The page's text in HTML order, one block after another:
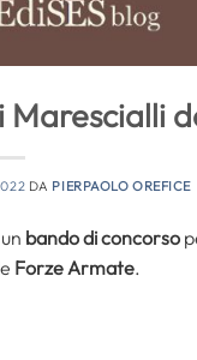
Marescialli
DA PIERPAOLO OREFICE
bando di concorso
Forze Armate.